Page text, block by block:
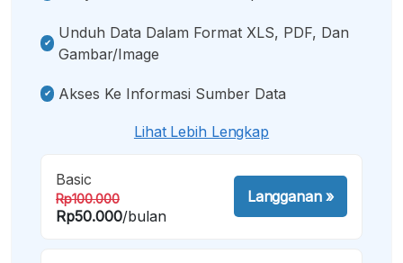
Unduh Data Dalam Format XLS, PDF, Dan
Gambar/image
Akses Ke Informasi Sumber Data
Lihat Lebih Lengkap
Basic
Rp100.000
Rp50.000/bulan
Langganan»